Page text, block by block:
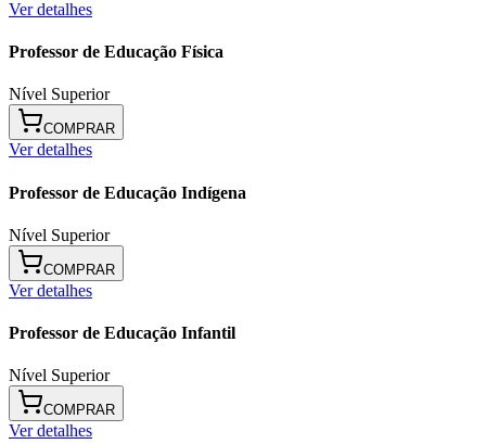
Ver detalhes
Professor de Educação Física
Nível Superior
COMPRAR
Ver detalhes
Professor de Educação Indígena
Nível Superior
COMPRAR
Ver detalhes
Professor de Educação Infantil
Nível Superior
COMPRAR
Ver detalhes